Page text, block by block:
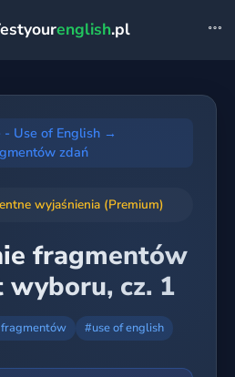
english.pl
- Use of English →
zdań
wyjaśnienia (Premium)
fragmentów
cz. 1
fragmentów #use of english